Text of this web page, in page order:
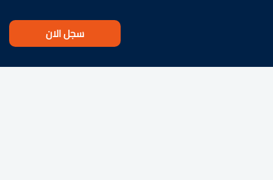
سجل الان